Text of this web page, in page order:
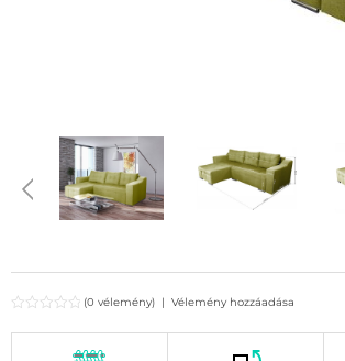
(0 vélemény) | Vélemény hozzáadása